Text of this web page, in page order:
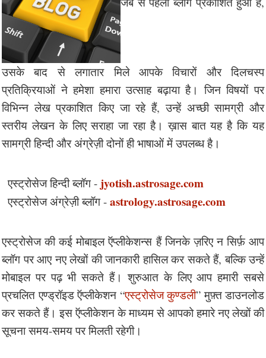
उसके बाद से लगातार मिले आपके विचारों और दिलचस्प
प्रतिक्रियाओं ने हमेशा हमारा उत्साह बढ़ाया है। जिन विषयों पर
विभिन्न लेख प्रकाशित किए जा रहे हैं, उन्हें अच्छी सामग्री और
स्तरीय लेखन के लिए सराहा जा रहा है। ख़ास बात यह है कि यह
सामग्री हिन्दी और अंग्रेज़ी दोनों ही भाषाओं में उपलब्ध है।
एस्ट्रोसेज हिन्दी ब्लॉग - jyotish.astrosage.com
एस्ट्रोसेज अंग्रेज़ी ब्लॉग - astrology.astrosage.com
एस्ट्रोसेज की कई मोबाइल ऍप्लीकेशन्स हैं जिनके ज़रिए न सिर्फ़ आप
ब्लॉग पर आए नए लेखों की जानकारी हासिल कर सकते हैं, बल्कि उन्हें
मोबाइल पर पढ़ भी सकते हैं। शुरुआत के लिए आप हमारी सबसे
प्रचलित एण्ड्रॉइड ऍप्लीकेशन “एस्ट्रोसेज कुण्डली” मुफ़्त डाउनलोड
कर सकते हैं। इस ऍप्लीकेशन के माध्यम से आपको हमारे नए लेखों की
सूचना समय-समय पर मिलती रहेगी।